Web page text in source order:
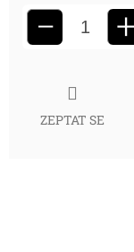
−
ZEPTAT SE